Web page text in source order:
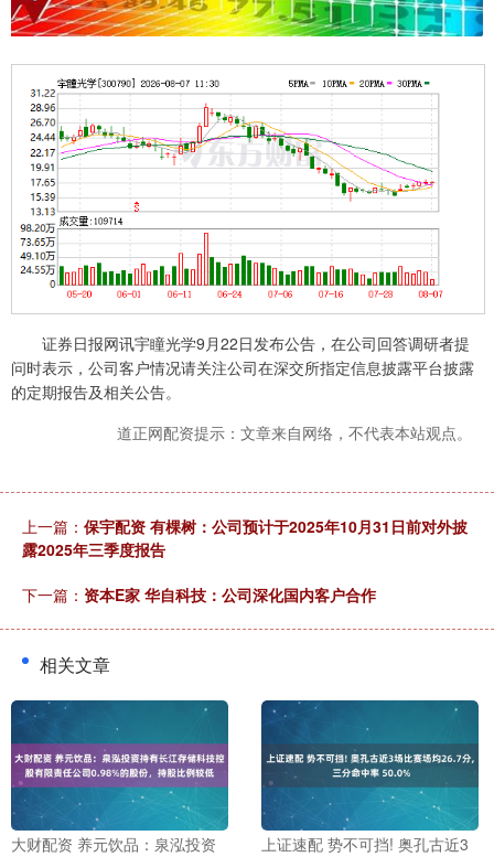
证券日报网讯宇瞳光学9月22日发布公告，在公司回答调研者提
问时表示，公司客户情况请关注公司在深交所指定信息披露平台披露
的定期报告及相关公告。
道正网配资提示：文章来自网络，不代表本站观点。
上一篇： 保宇配资 有棵树：公司预计于2025年10月31日前对外披
露2025年三季度报告
下一篇： 资本E家 华自科技：公司深化国内客户合作
相关文章
大财配资 养元饮品：泉泓投资
上证速配 势不可挡! 奥孔古近3